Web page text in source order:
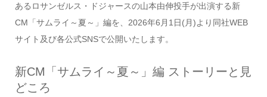
あるロサンゼルス・ドジャースの山本由伸投手が出演する新
CM「サムライ～夏～」編を、2026年6月1日(月)より同社WEB
サイト及び各公式SNSで公開いたします。
新CM「サムライ～夏～」編 ストーリーと見
どころ